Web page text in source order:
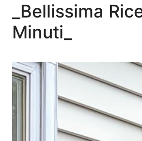
_Bellissima
Minuti_